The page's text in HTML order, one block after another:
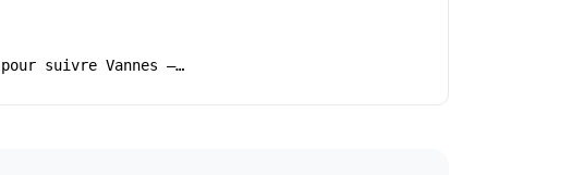
suivre Vannes –…